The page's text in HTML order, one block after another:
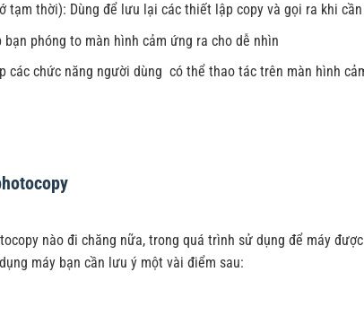
tạm thời): Dùng để lưu lại các thiết lập copy và gọi ra khi cần
phóng to màn hình cảm ứng ra cho dễ nhìn
các chức năng người dùng có thể thao tác trên màn hình
nào đi chăng nữa, trong quá trình sử dụng để máy
máy bạn cần lưu ý một vài điểm sau: